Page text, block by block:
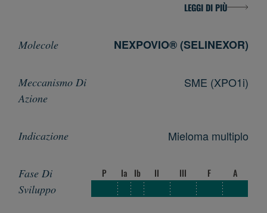
LEGGI DI PIÙ
NEXPOVIO® (SELINEXOR)
SME (XPO1i)
Mieloma multiplo
P Ia Ib II III F A